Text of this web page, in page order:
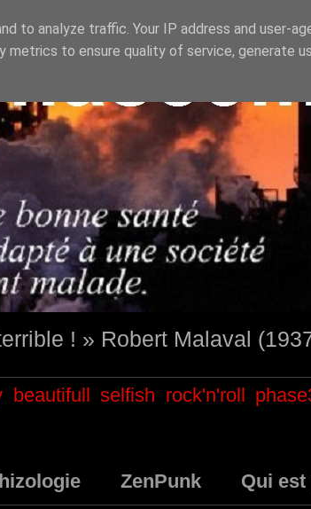
! » Robert Malaval
beautifull selfish rock'n'roll
ZenPunk Qui est
to analyze traffic. Your IP address and user-
metrics to ensure quality of service, generate